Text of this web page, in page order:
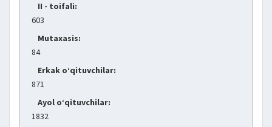
II - toifali:
603
Mutaxasis:
84
Erkak o‘qituvchilar:
871
Ayol o‘qituvchilar:
1832